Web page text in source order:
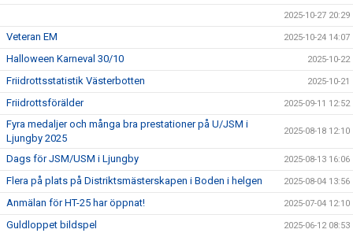
2025-10-27 20:29
Veteran EM 2025-10-24 14:07
Halloween Karneval 30/10 2025-10-22
Friidrottsstatistik Västerbotten 2025-10-21
Friidrottsförälder 2025-09-11 12:52
Fyra medaljer och många bra prestationer på U/JSM i
Ljungby 2025
2025-08-18 12:10
Dags för JSM/USM i Ljungby 2025-08-13 16:06
Flera på plats på Distriktsmästerskapen i Boden i helgen 2025-08-04 13:56
Anmälan för HT-25 har öppnat! 2025-07-04 12:10
Guldloppet bildspel 2025-06-12 08:53